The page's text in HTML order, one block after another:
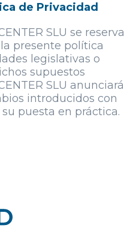
de Privacidad
SLU se reserva
presente política
legislativas o
supuestos
SLU anunciará
introducidos con
puesta en práctica.